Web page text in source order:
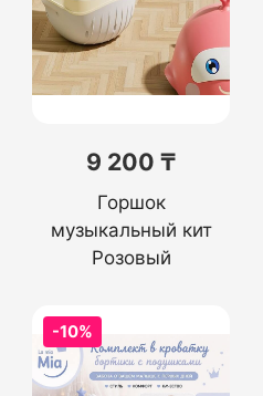
9 200 ₸
Горшок
музыкальный кит
Розовый
-10%